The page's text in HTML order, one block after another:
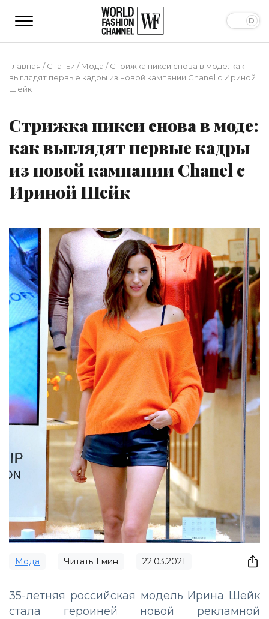
Главная /Статьи /Мода /Стрижка пикси снова в моде: как
выглядят первые кадры из новой кампании Chanel с Ириной
Шейк
Стрижка пикси снова в моде:
как выглядят первые кадры
из новой кампании Chanel с
Ириной Шейк
Мода Читать 1 мин 22.03.2021
35-летняя российская модель Ирина Шейк
стала героиней новой рекламной